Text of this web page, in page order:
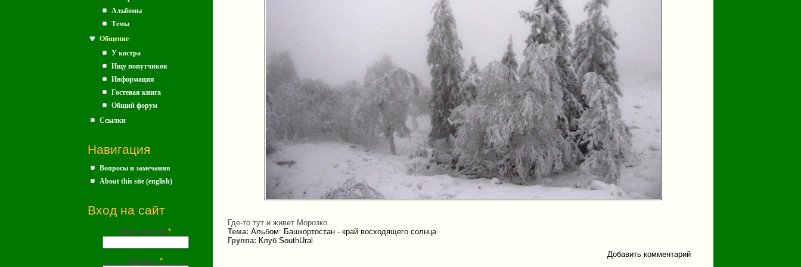
Альбомы
Темы
Общение
У костра
Ищу попутчиков
Информация
Гостевая книга
Общий форум
Ссылки
Навигация
Вопросы и замечания
About this site (english)
Вход на сайт
Имя (почта) *
Пароль *
Где-то тут и живет Морозко
Тема: Альбом: Башкортостан - край восходящего солнца
Группа: Клуб SouthUral
Добавить комментарий